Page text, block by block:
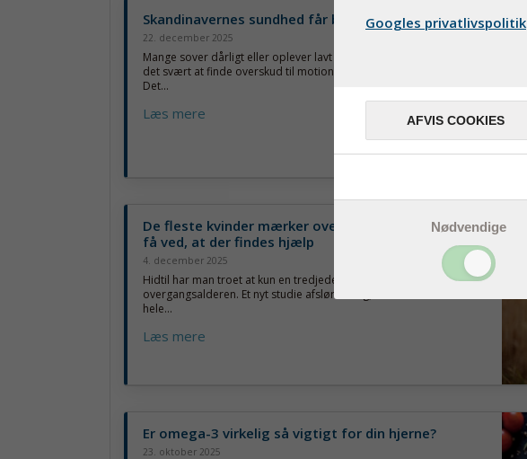
Skandinavernes sundhed får bundkarakter
22. december 2025
Mange sover dårligt eller oplever lavt energiniveau. Det kan gøre
det svært at finde overskud til motion eller daglige aktiviteter.
Det...
Læs mere
De fleste kvinder mærker overgangsalderen - men
få ved, at der findes hjælp
4. december 2025
Hidtil har man troet at kun en tredjedel af kvinder er generet af
overgangsalderen. Et nyt studie afslører dog, at der er tale om
hele...
Læs mere
Er omega-3 virkelig så vigtigt for din hjerne?
23. oktober 2025
Googles privatlivspolitik
AFVIS COOKIES
Nødvendige